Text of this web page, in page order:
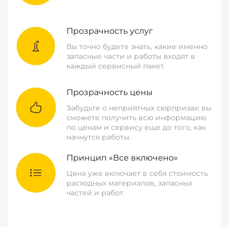
Прозрачность услуг
Вы точно будете знать, какие именно
запасные части и работы входят в
каждый сервисный пакет.
Прозрачность цены
Забудьте о неприятных сюрпризах: вы
сможете получить всю информацию
по ценам и сервису еще до того, как
начнутся работы.
Принцип «Все включено»
Цена уже включает в себя стоимость
расходных материалов, запасных
частей и работ.